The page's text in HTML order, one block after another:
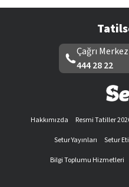
Çağrı
444 28 22
Hakkımızda Resmi Tatiller
Setur Yayınları
Setur
Bilgi Toplumu Hizmetleri